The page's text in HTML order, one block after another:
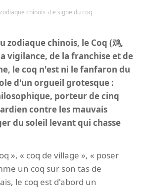
chinois Le signe du coq
zodiaque chinois, le Coq (鸡,
vigilance, de la franchise et de
le coq n'est ni le fanfaron du
d'un orgueil grotesque :
porteur de cinq
contre les mauvais
du soleil levant qui chasse
», « coq de village », « poser
un coq sur son tas de
le coq est d'abord un